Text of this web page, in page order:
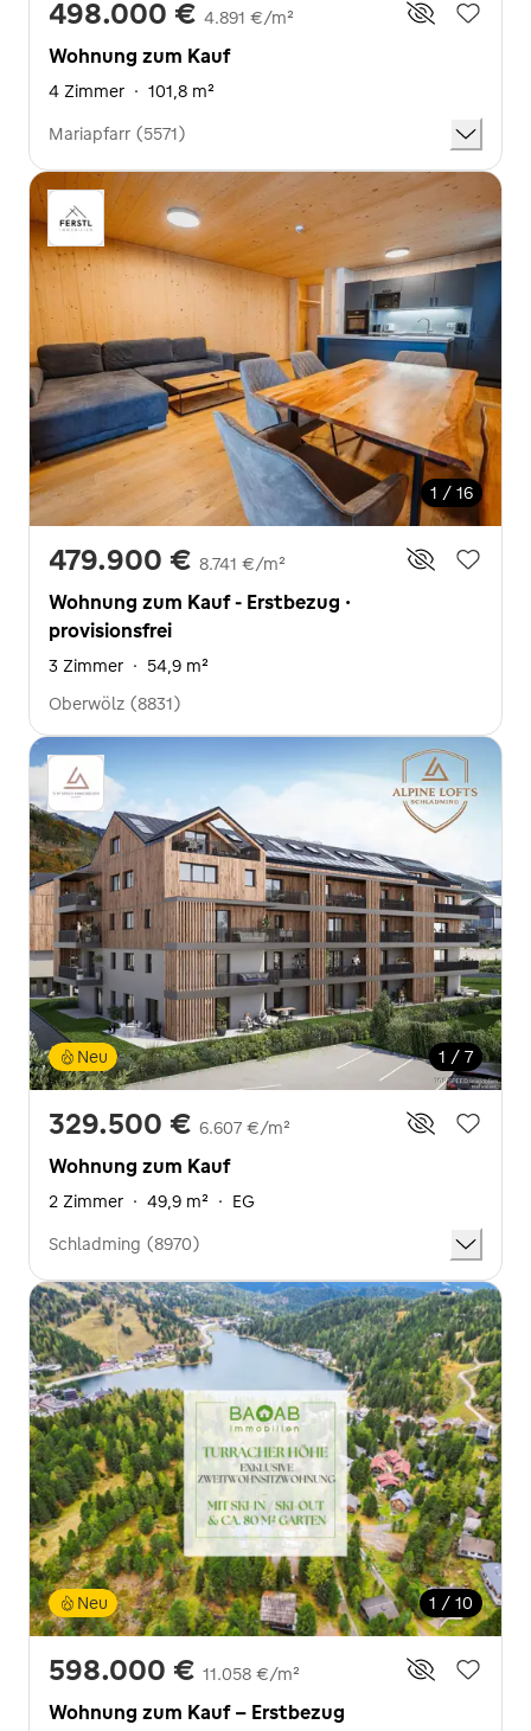
498.000 € 4.891 €/m²
Wohnung zum Kauf
4 Zimmer · 101,8 m²
Mariapfarr (5571)
1 / 16
479.900 € 8.741 €/m²
Wohnung zum Kauf - Erstbezug ·
provisionsfrei
3 Zimmer · 54,9 m²
Oberwölz (8831)
1 / 7
Neu
329.500 € 6.607 €/m²
Wohnung zum Kauf
2 Zimmer · 49,9 m² · EG
Schladming (8970)
1 / 10
Neu
598.000 € 11.058 €/m²
Wohnung zum Kauf - Erstbezug